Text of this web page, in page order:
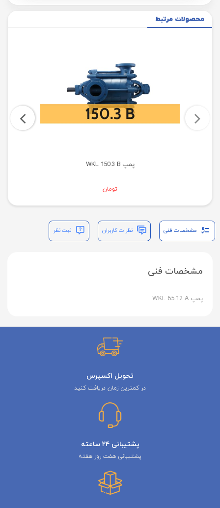
محصولات مرتبط
پمپ WKL 150.3 B
تومان
مشخصات فنی نظرات کاربران ثبت نظر
مشخصات فنی
پمپ WKL 65.12 A
تحویل اکسپرس
در کمترین زمان دریافت کنید
پشتیبانی ۲۴ ساعته
پشتیبانی هفت روز هفته